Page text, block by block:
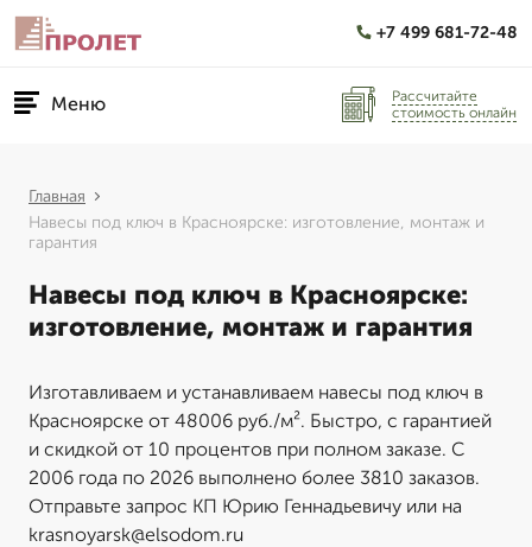
+7 499 681-72-48
Меню
Рассчитайте
стоимость онлайн
Главная
Навесы под ключ в Красноярске: изготовление, монтаж и
гарантия
Навесы под ключ в Красноярске:
изготовление, монтаж и гарантия
Изготавливаем и устанавливаем навесы под ключ в
Красноярске от 48006 руб./м². Быстро, с гарантией
и скидкой от 10 процентов при полном заказе. С
2006 года по 2026 выполнено более 3810 заказов.
Отправьте запрос КП Юрию Геннадьевичу или на
krasnoyarsk@elsodom.ru